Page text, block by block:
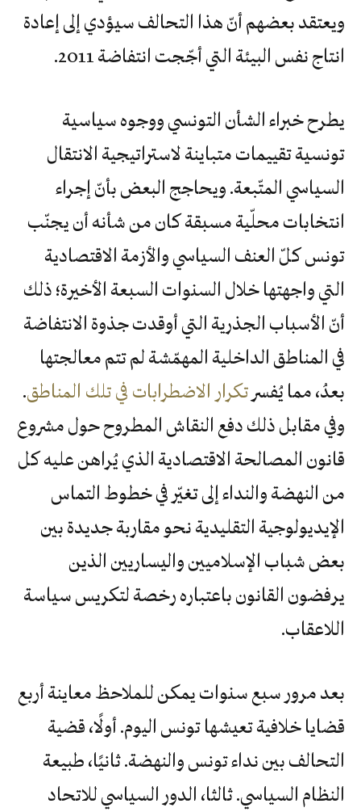
ويعتقد بعضهم أنّ هذا التحالف سيؤدي إلى إعادة
انتاج نفس البيئة التي أجّجت انتفاضة 2011.
يطرح خبراء الشأن التونسي ووجوه سياسية
تونسية تقييمات متباينة لاستراتيجية الانتقال
السياسي المتّبعة. ويحاجج البعض بأنّ إجراء
انتخابات محلّية مسبقة كان من شأنه أن يجنّب
تونس كلّ العنف السياسي والأزمة الاقتصادية
التي واجهتها خلال السنوات السبعة الأخيرة؛ ذلك
أنّ الأسباب الجذرية التي أوقدت جذوة الانتفاضة
في المناطق الداخلية المهمّشة لم تتم معالجتها
بعدُ، مما يُفسر تكرار الاضطرابات في تلك المناطق.
وفي مقابل ذلك دفع النقاش المطروح حول مشروع
قانون المصالحة الاقتصادية الذي يُراهن عليه كل
من النهضة والنداء إلى تغيّر في خطوط التماس
الإيديولوجية التقليدية نحو مقاربة جديدة بين
بعض شباب الإسلاميين واليساريين الذين
يرفضون القانون باعتباره رخصة لتكريس سياسة
اللاعقاب.
بعد مرور سبع سنوات يمكن للملاحظ معاينة أربع
قضايا خلافية تعيشها تونس اليوم. أولًا، قضية
التحالف بين نداء تونس والنهضة. ثانيًا، طبيعة
النظام السياسي. ثالثا، الدور السياسي للاتحاد